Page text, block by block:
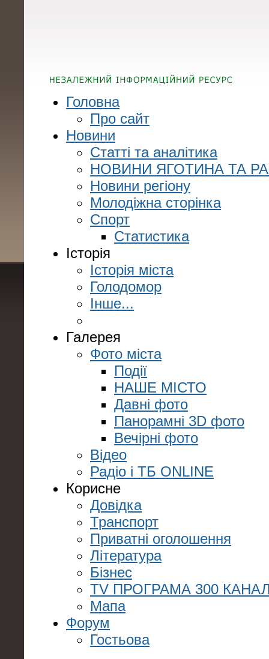
Головна
Про сайт
Новини
Статті та аналітика
НОВИНИ ЯГОТИНА ТА
Новини регіону
Молодіжна сторінка
Спорт
Статистика
Історія
Історія міста
Голодомор
Інше...
Галерея
Фото міста
Події
НАШЕ МІСТО
Давні фото
Панорамні 3D фото
Вечірні фото
Відео
Радіо і ТБ ONLINE
Корисне
Довідка
Транспорт
Приватні оголошення
Література
Бізнес
TV ПРОГРАМА 300
Мапа
Форум
Гостьова